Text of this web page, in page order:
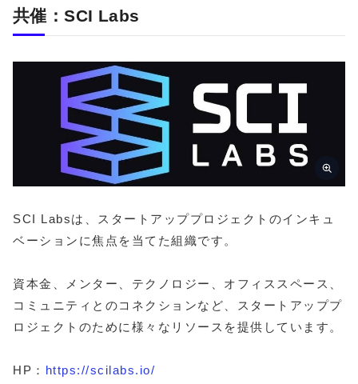
共催：SCI Labs
SCI Labsは、スタートアッププロジェクトのインキュ
ベーションに焦点を当てた組織です。
資本金、メンター、テクノロジー、オフィススペース、
コミュニティとのコネクションなど、スタートアッププ
ロジェクトのために様々なリソースを提供しています。
HP： https://scilabs.io/